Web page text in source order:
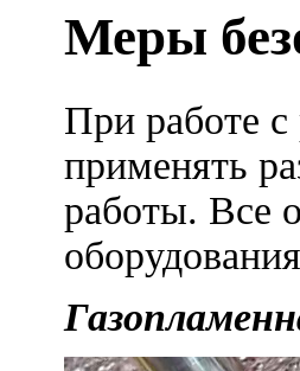
Меры
При работе
применять
работы. Все